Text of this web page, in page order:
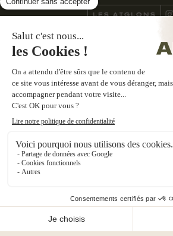
LES AIGLONS
CONTACTEZ-NOUS
270 AVENUE DE
74400 CHAMONIX-
+33 (0)4 50 55
POWERED BY INFLUENCE